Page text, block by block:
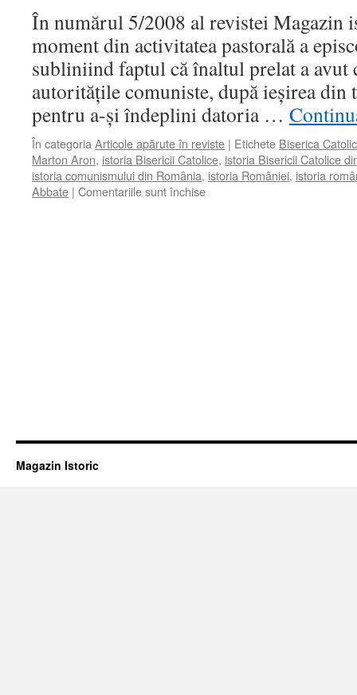
În numărul 5/2008 al revistei Magazin
moment din activitatea pastorală a
subliniind faptul că înaltul prelat a avut
autorităţile comuniste, după ieşirea
pentru a-şi îndeplini datoria …
În categoria Articole apărute în reviste | Etichete Biserica
Marton Aron, istoria Bisericii Catolice, istoria Bisericii Catolice
istoria comunismului din România, istoria României, istoria
Abbate | Comentariile sunt închisepentru
Magazin Istoric